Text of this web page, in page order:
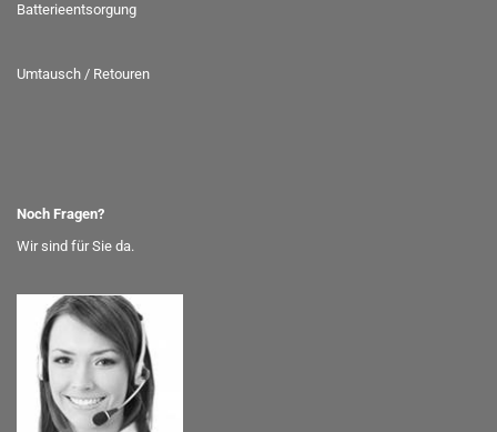
Batterieentsorgung
Umtausch / Retouren
Noch Fragen?
Wir sind für Sie da.